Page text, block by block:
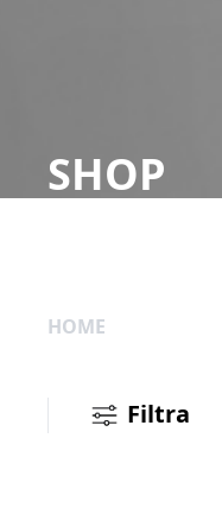
SHOP
HOME
Filtra